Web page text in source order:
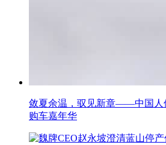
敛夏余温，驭见新章——中国人
购车嘉年华